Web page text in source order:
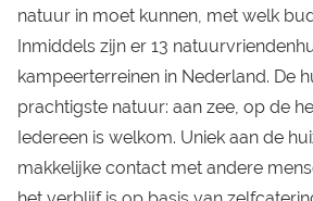
natuur in moet kunnen, met welk
Inmiddels zijn er 13
kampeerterreinen in Nederland. De
prachtigste natuur: aan zee, op de
Iedereen is welkom. Uniek aan de
makkelijke contact met andere